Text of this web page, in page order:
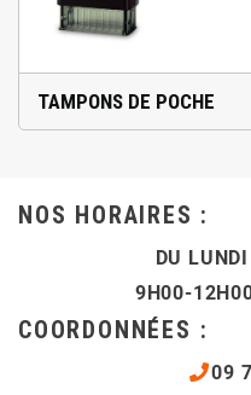
TAMPONS DE POCHE
NOS HORAIRES :
DU
9H00-
COORDONNÉES :
09